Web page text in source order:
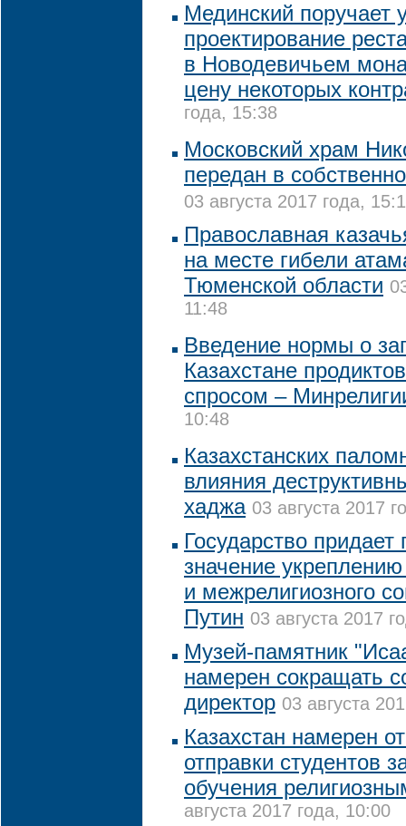
Мединский поручает
проектирование
в Новодевичьем
цену некоторых
года, 15:38
Московский храм
передан в
03 августа 2017 года,
Православная
на месте гибели
Тюменской области
11:48
Введение нормы о
Казахстане
спросом –
10:48
Казахстанских
влияния
хаджа 03 августа 2017
Государство придает
значение
и межрелигиозного
Путин 03 августа 2017
Музей-памятник
намерен сокращать
директор 03 августа
Казахстан намерен
отправки студентов
обучения
августа 2017 года, 10:00